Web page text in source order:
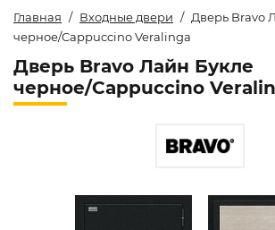
Главная Входные двери
Дверь Bravo
черное/Cappuccino Veralinga
Дверь Bravo Лайн Букле
черное/Cappuccino